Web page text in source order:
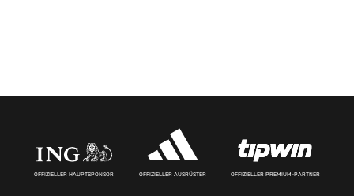
OFFIZIELLER HAUPTSPONSOR OFFIZIELLER AUSRÜSTER OFFIZIELLER PREMIUM-PARTNER